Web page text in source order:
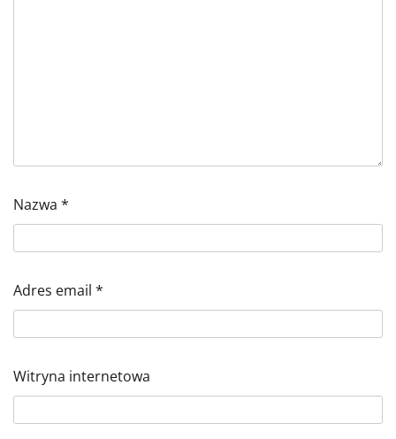
Nazwa *
Adres email *
Witryna internetowa